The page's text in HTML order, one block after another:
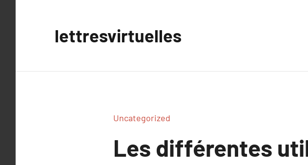
lettresvirtuelles
Uncategorized
Les différentes